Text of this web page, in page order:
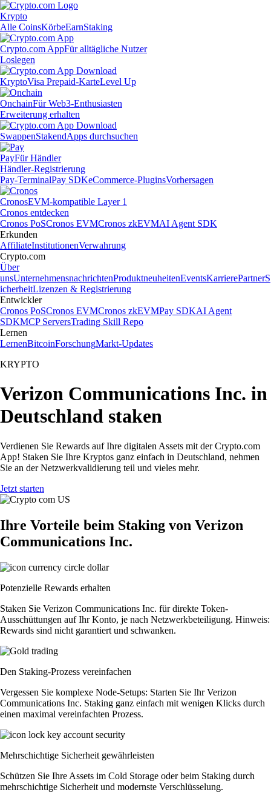
Krypto
Alle CoinsKörbeEarnStaking
Crypto.com AppFür alltägliche Nutzer
Loslegen
KryptoVisa Prepaid-KarteLevel Up
OnchainFür Web3-Enthusiasten
Erweiterung erhalten
SwappenStakendApps durchsuchen
PayFür Händler
Händler-Registrierung
Pay-TerminalPay SDKeCommerce-PluginsVorhersagen
CronosEVM-kompatible Layer 1
Cronos entdecken
Cronos PoSCronos EVMCronos zkEVMAI Agent SDK
Erkunden
AffiliateInstitutionenVerwahrung
Crypto.com
Über
unsUnternehmensnachrichtenProduktneuheitenEventsKarrierePartnerS
icherheitLizenzen & Registrierung
Entwickler
Cronos PoSCronos EVMCronos zkEVMPay SDKAI Agent
SDKMCP ServersTrading Skill Repo
Lernen
LernenBitcoinForschungMarkt-Updates
KRYPTO
Verizon Communications Inc. in
Deutschland staken
Verdienen Sie Rewards auf Ihre digitalen Assets mit der Crypto.com
App! Staken Sie Ihre Kryptos ganz einfach in Deutschland, nehmen
Sie an der Netzwerkvalidierung teil und vieles mehr.
Jetzt starten
Ihre Vorteile beim Staking von Verizon
Communications Inc.
Potenzielle Rewards erhalten
Staken Sie Verizon Communications Inc. für direkte Token-
Ausschüttungen auf Ihr Konto, je nach Netzwerkbeteiligung. Hinweis:
Rewards sind nicht garantiert und schwanken.
Den Staking-Prozess vereinfachen
Vergessen Sie komplexe Node-Setups: Starten Sie Ihr Verizon
Communications Inc. Staking ganz einfach mit wenigen Klicks durch
einen maximal vereinfachten Prozess.
Mehrschichtige Sicherheit gewährleisten
Schützen Sie Ihre Assets im Cold Storage oder beim Staking durch
mehrschichtige Sicherheit und modernste Verschlüsselung.